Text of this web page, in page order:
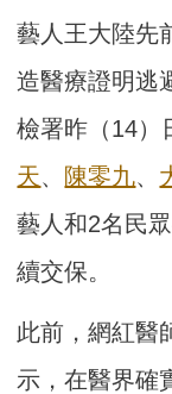
藝人王大陸先
造醫療證明逃
檢署昨（14）
天、 陳零九、
藝人和2名民
續交保。
此前，網紅醫
示，在醫界確